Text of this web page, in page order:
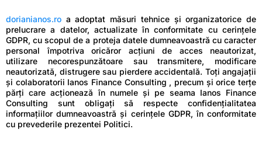
dorianianos.ro a adoptat măsuri tehnice și organizatorice de
prelucrare a datelor, actualizate în conformitate cu cerințele
GDPR, cu scopul de a proteja datele dumneavoastră cu caracter
personal împotriva oricăror acțiuni de acces neautorizat,
utilizare necorespunzătoare sau transmitere, modificare
neautorizată, distrugere sau pierdere accidentală. Toți angajații
și colaboratorii Ianos Finance Consulting , precum și orice terțe
părți care acționează în numele și pe seama Ianos Finance
Consulting sunt obligați să respecte confidențialitatea
informațiilor dumneavoastră și cerințele GDPR, în conformitate
cu prevederile prezentei Politici.